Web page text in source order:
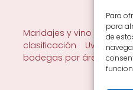
Para
para
de
Maridajes y vino en la
clasificación
Uvas y
bodegas por área